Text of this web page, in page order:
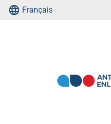
Français